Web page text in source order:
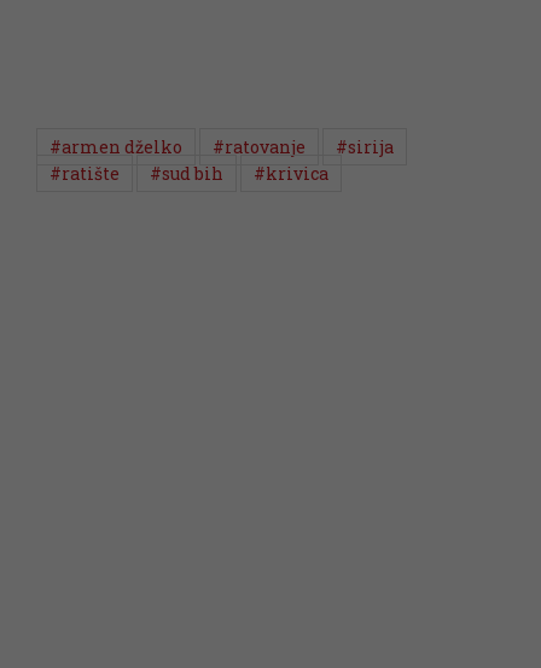
#armen dželko #ratovanje
#sirija
#ratište
#sud bih #krivica